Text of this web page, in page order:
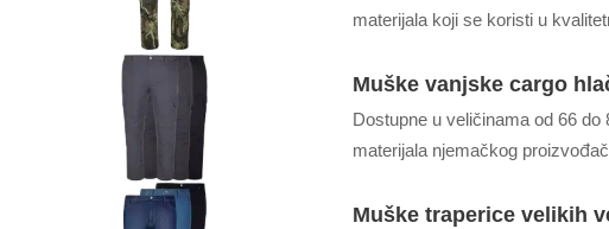
materijala koji se koristi u
Muške vanjske cargo
Dostupne u veličinama od 66
materijala njemačkog
Muške traperice velikih